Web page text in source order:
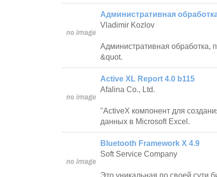
Административная
Vladimir Kozlov
Административная обработка,
&quot.
Active XL Report 4.0 b115
Afalina Co., Ltd.
"ActiveX компонент для
данных в Microsoft Excel.
Bluetooth Framework X 4.9
Soft Service Company
Это уникальная по своей сути